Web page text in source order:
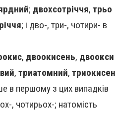
; двохсотріччя, трьо
; і дво-, три-, чотири- в
, двоокисень, двоокси
, триатомний, триокисен
в першому з цих випадків
, чотирьох-; натомість